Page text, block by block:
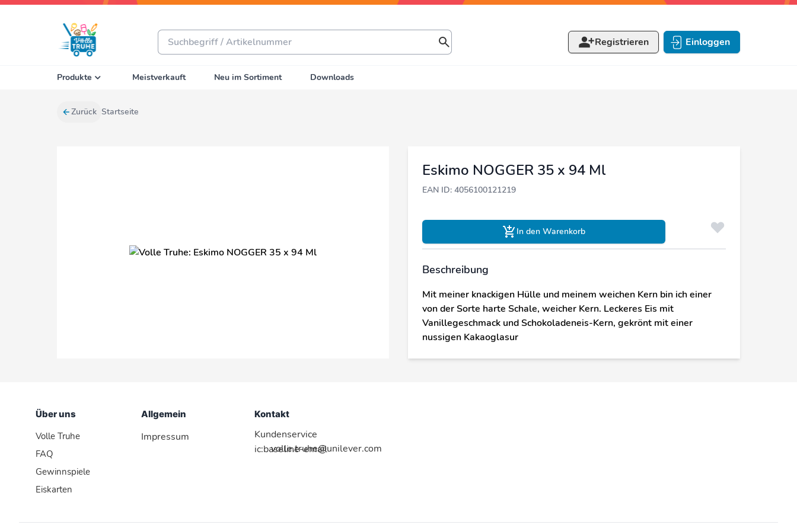
Registrieren Einloggen
Produkte Meistverkauft Neu im Sortiment Downloads
Zurück Startseite
Eskimo NOGGER 35 x 94 Ml
EAN ID: 4056100121219
In den Warenkorb
Beschreibung
Mit meiner knackigen Hülle und meinem weichen Kern bin ich einer
von der Sorte harte Schale, weicher Kern. Leckeres Eis mit
Vanillegeschmack und Schokoladeneis-Kern, gekrönt mit einer
nussigen Kakaoglasur
Über uns
Volle Truhe
FAQ
Gewinnspiele
Eiskarten
Allgemein
Impressum
Kontakt
Kundenservice
ic:baseline-email
volle.truhe@unilever.com